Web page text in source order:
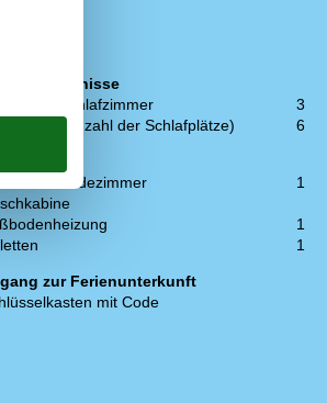
der Schlafzimmer
3
(Anzahl der Schlafplätze)
6
der Badezimmer
1
1
1
zur Ferienunterkunft
mit Code